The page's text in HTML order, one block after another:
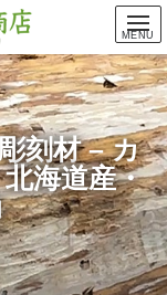
刻材 – カ
海道産・
MENU